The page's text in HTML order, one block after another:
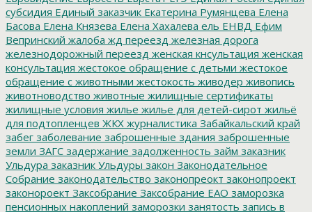
субсидия Единый заказчик Екатерина Румянцева Елена
Басова Елена Князева Елена Хахалева ель ЕНВД Ефим
Вепринский жалоба жд переезд железная дорога
железнодорожный переезд женская кнсультация женская
консультация жестокое обращение с детьми жестокое
обращение с животными жестокость живодер живопись
животноводство животные жилищные сертификаты
жилищные условия жилье жилье для детей-сирот жильё
для подтопленцев ЖКХ журналистика Забайкальский край
забег заболевание заброшенные здания заброшенные
земли ЗАГС задержание задолженность займ заказник
Ульдура заказник Ульдуры закон Законодательное
Собрание законодательство законопреокт законопроект
законороект Заксобрание Заксобрание ЕАО заморозка
пенсионных накоплений заморозки занятость запись в